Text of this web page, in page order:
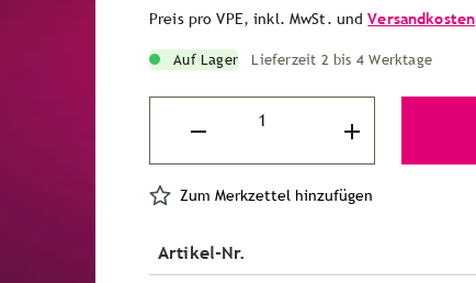
Preis pro VPE, inkl. MwSt. undVersandkosten
Auf Lager Lieferzeit 2 bis 4 Werktage
Zum Merkzettel hinzufügen
Artikel-Nr.